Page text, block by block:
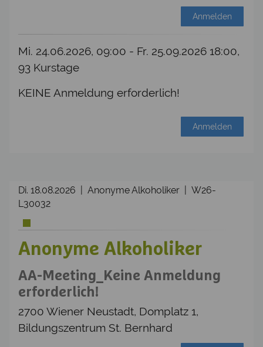
Anmelden
Mi. 24.06.2026, 09:00 - Fr. 25.09.2026 18:00,
93 Kurstage
KEINE Anmeldung erforderlich!
Anmelden
Di. 18.08.2026 | Anonyme Alkoholiker | W26-
L30032
Anonyme Alkoholiker
AA-Meeting_Keine Anmeldung
erforderlich!
2700 Wiener Neustadt, Domplatz 1,
Bildungszentrum St. Bernhard